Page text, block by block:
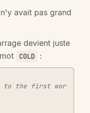
avait pas grand
devient juste
COLD :
to the first wor